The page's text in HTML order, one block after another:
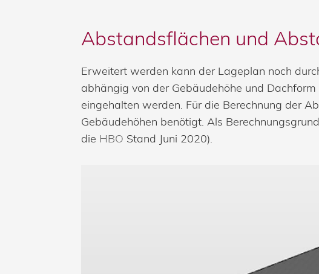
Abstandsflächen und
Erweitert werden kann der Lageplan noch
abhängig von der Gebäudehöhe und
eingehalten werden. Für die Berechnung der
Gebäudehöhen benötigt. Als
die HBO Stand Juni 2020).